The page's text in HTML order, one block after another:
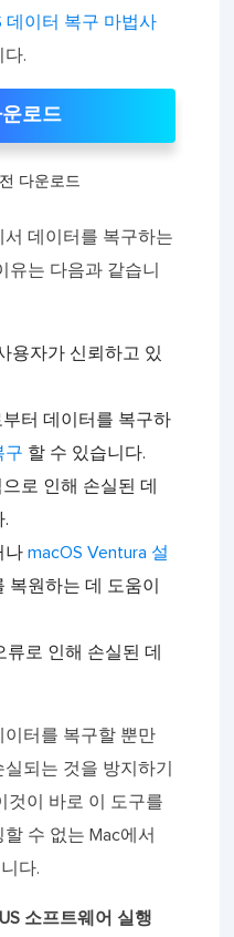
데이터 복구 마법사
다.
로드
다운로드
서 데이터를 복구하는
유는 다음과 같습니
용자가 신뢰하고 있
터 데이터를 복구하
구 할 수 있습니다.
로 인해 손실된 데
.
나macOS Ventura 설
복원하는 데 도움이
로 인해 손실된 데
터를 복구할 뿐만
되는 것을 방지하기
것이 바로 이 도구를
수 없는 Mac에서
다.
소프트웨어 실행